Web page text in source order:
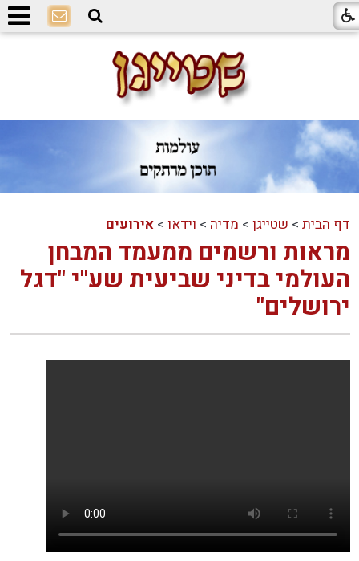
דף הבית > שטייגן > מדיה > וידאו >אירועים
מראות ורשמים ממעמד המבחן
העולמי בדיני שביעית שע"י "דגל
ירושלים"